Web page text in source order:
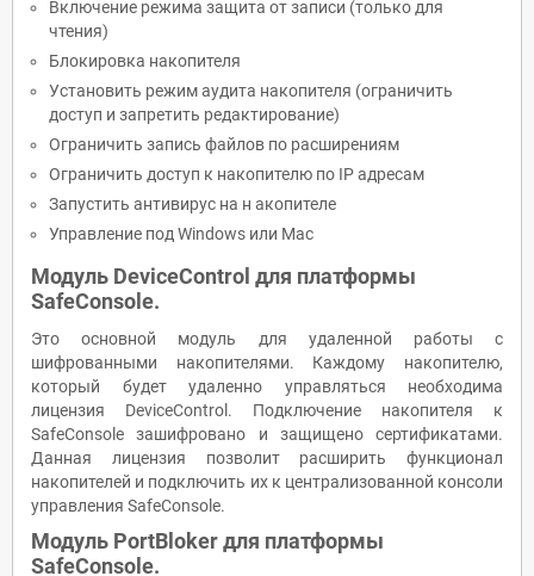
Включение режима защита от записи (только для
чтения)
Блокировка накопителя
Установить режим аудита накопителя (ограничить
доступ и запретить редактирование)
Ограничить запись файлов по расширениям
Ограничить доступ к накопителю по IP адресам
Запустить антивирус на н акопителе
Управление под Windows или Mac
Модуль DeviceControl для платформы
SafeConsole.
Это основной модуль для удаленной работы с
шифрованными накопителями. Каждому накопителю,
который будет удаленно управляться необходима
лицензия DeviceControl. Подключение накопителя к
SafeConsole зашифровано и защищено сертификатами.
Данная лицензия позволит расширить функционал
накопителей и подключить их к централизованной консоли
управления SafeConsole.
Модуль PortBlokerдля платформы
SafeConsole.